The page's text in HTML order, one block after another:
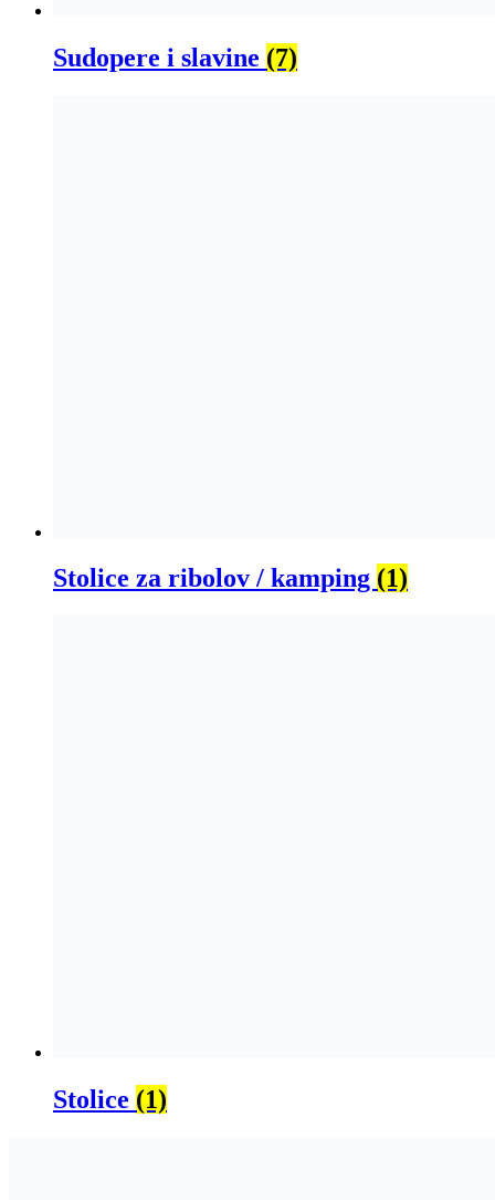
Sudopere i slavine (7)
Stolice za ribolov / kamping (1)
Stolice (1)